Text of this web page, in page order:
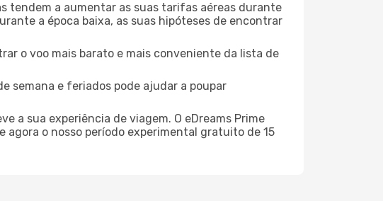
tendem a aumentar as suas tarifas aéreas durante
a época baixa, as suas hipóteses de encontrar
o voo mais barato e mais conveniente da lista de
semana e feriados pode ajudar a poupar
a sua experiência de viagem. O eDreams Prime
o nosso período experimental gratuito de 15